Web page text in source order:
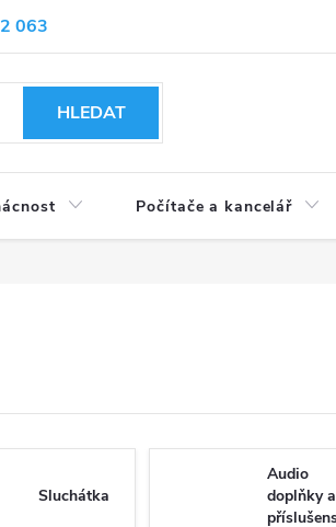
063
HLEDAT
Počítače a kancelář
Sluchátka
Audio
doplňky a